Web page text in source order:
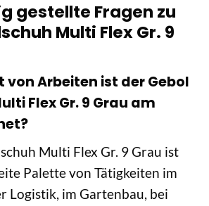
gestellte Fragen zu
Multi Flex Gr. 9
von Arbeiten ist der Gebol
Flex Gr. 9 Grau am
Multi Flex Gr. 9 Grau ist
Palette von Tätigkeiten im
Logistik, im Gartenbau, bei